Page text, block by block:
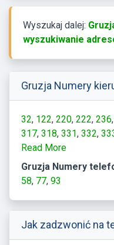
Wyszukaj dalej:
wyszukiwanie
Gruzja Numery
32 122 220 222 236
317 318 331 332
342 344 345
355 356 357 358
366 367
Read More
Gruzja Numery
58 77 93
Jak zadzwonić na